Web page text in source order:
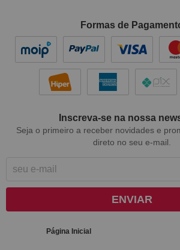
Formas de
Inscreva-se na nossa
Seja o primeiro a receber novidades e
direto no seu e-mail.
ENVIAR
Página Inicial